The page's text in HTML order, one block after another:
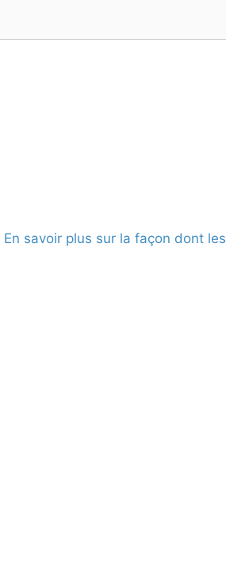
En savoir plus sur la façon dont les